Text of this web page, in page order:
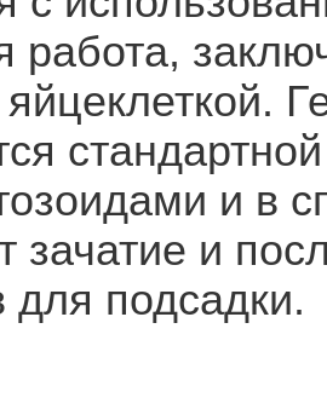
работа,
и в
зачатие и
подсадки.